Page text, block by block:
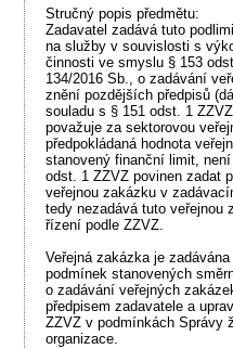
Stručný popis předmětu:
Zadavatel zadává tuto
na služby v souvislosti s
činnosti ve smyslu § 153
134/2016 Sb., o zadávání
znění pozdějších předpisů
souladu s § 151 odst. 1
považuje za sektorovou
předpokládaná hodnota
stanovený finanční limit,
odst. 1 ZZVZ povinen zadat
veřejnou zakázku v
tedy nezadává tuto veřejnou
řízení podle ZZVZ.
Veřejná zakázka je
podmínek stanovených
o zadávání veřejných
předpisem zadavatele a
ZZVZ v podmínkách Správy
organizace.